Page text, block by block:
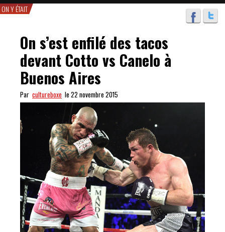
ON Y ÉTAIT
On s’est enfilé des tacos
devant Cotto vs Canelo à
Buenos Aires
Par cultureboxe le 22 novembre 2015